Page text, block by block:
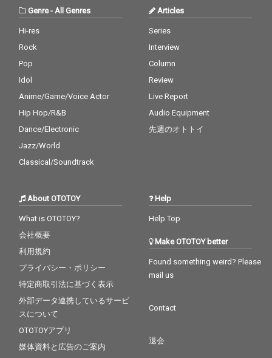
妖艶さと大人の色気を
表現したアーティステ
ィックなアートワー
妖艶さと大人の色気を
表現したアーティステ
ィックなアートワー
Genre-All Genres
Hi-res
Rock
Pop
Idol
Anime/Game/Voice Actor
Hip Hop/R&B
Dance/Electronic
Jazz/World
Classical/Soundtrack
Articles
Series
Interview
Column
Review
Live Report
Audio Equipment
先週のオトトイ
About OTOTOY
What is OTOTOY?
会社概要
利用規約
プライバシー・ポリシー
特定商取引法に基づく表示
外部データ連携しているサービ
スについて
OTOTOYアプリ
媒体資料と広告のご案内
Help
Help Top
Make OTOTOY better
Found something weird? Please
mail us
Contact
退会